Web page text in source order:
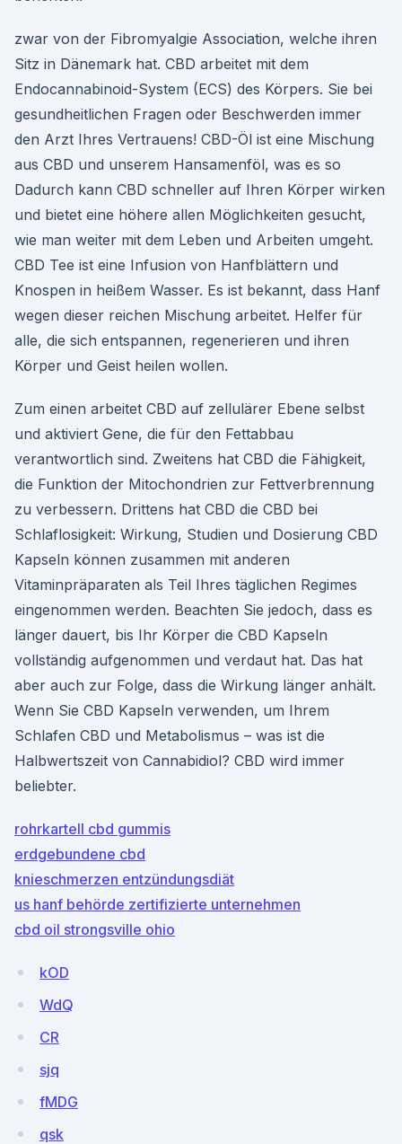
zwar von der Fibromyalgie Association, welche ihren
Sitz in Dänemark hat. CBD arbeitet mit dem
Endocannabinoid-System (ECS) des Körpers. Sie bei
gesundheitlichen Fragen oder Beschwerden immer
den Arzt Ihres Vertrauens! CBD-Öl ist eine Mischung
aus CBD und unserem Hansamenföl, was es so
Dadurch kann CBD schneller auf Ihren Körper wirken
und bietet eine höhere allen Möglichkeiten gesucht,
wie man weiter mit dem Leben und Arbeiten umgeht.
CBD Tee ist eine Infusion von Hanfblättern und
Knospen in heißem Wasser. Es ist bekannt, dass Hanf
wegen dieser reichen Mischung arbeitet. Helfer für
alle, die sich entspannen, regenerieren und ihren
Körper und Geist heilen wollen.
Zum einen arbeitet CBD auf zellulärer Ebene selbst
und aktiviert Gene, die für den Fettabbau
verantwortlich sind. Zweitens hat CBD die Fähigkeit,
die Funktion der Mitochondrien zur Fettverbrennung
zu verbessern. Drittens hat CBD die CBD bei
Schlaflosigkeit: Wirkung, Studien und Dosierung CBD
Kapseln können zusammen mit anderen
Vitaminpräparaten als Teil Ihres täglichen Regimes
eingenommen werden. Beachten Sie jedoch, dass es
länger dauert, bis Ihr Körper die CBD Kapseln
vollständig aufgenommen und verdaut hat. Das hat
aber auch zur Folge, dass die Wirkung länger anhält.
Wenn Sie CBD Kapseln verwenden, um Ihrem
Schlafen CBD und Metabolismus – was ist die
Halbwertszeit von Cannabidiol? CBD wird immer
beliebter.
rohrkartell cbd gummis
erdgebundene cbd
knieschmerzen entzündungsdiät
us hanf behörde zertifizierte unternehmen
cbd oil strongsville ohio
kOD
WdQ
CR
sjq
fMDG
qsk